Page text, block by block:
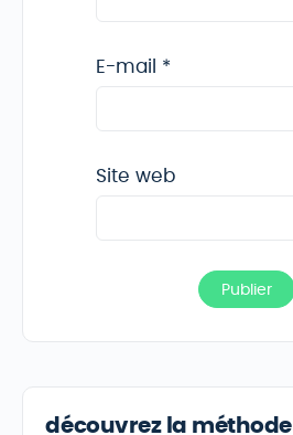
E-mail *
Site web
découvrez la méthode